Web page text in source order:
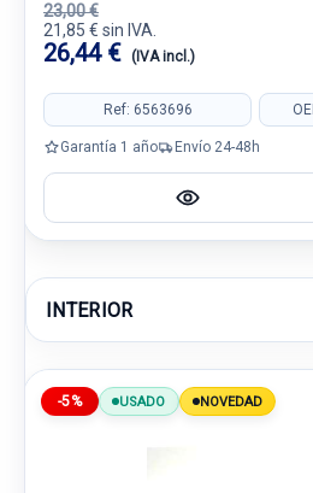
23,00 €
21,85 € sin IVA.
26,44 € (IVA incl.)
Ref: 6563696
Garantía 1 año Envío 24-48h
INTERIOR
-5% USADO NOVEDAD